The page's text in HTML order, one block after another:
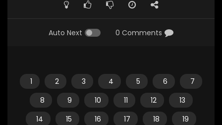
Auto Next 0 Comments
1 2 3 4 5 6
7
8
9 10 11 12
13
14
15 16 17 18
19